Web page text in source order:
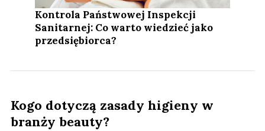
Kontrola Państwowej Inspekcji
Sanitarnej: Co warto wiedzieć jako
przedsiębiorca?
Kogo dotyczą zasady higieny w
branży beauty?